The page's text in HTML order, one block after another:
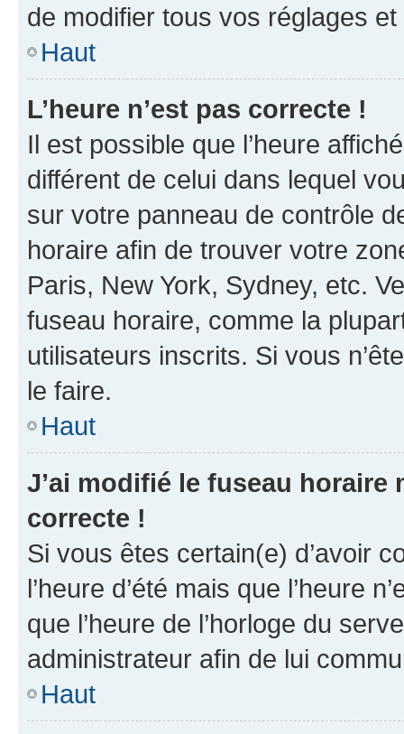
de modifier tous vos réglages
Haut
L’heure n’est pas correcte !
Il est possible que l’heure
différent de celui dans lequel
sur votre panneau de contrôle
horaire afin de trouver votre
Paris, New York, Sydney, etc.
fuseau horaire, comme la
utilisateurs inscrits. Si vous
le faire.
Haut
J’ai modifié le fuseau horaire
correcte !
Si vous êtes certain(e) d’avoir
l’heure d’été mais que l’heure
que l’heure de l’horloge du
administrateur afin de lui
Haut